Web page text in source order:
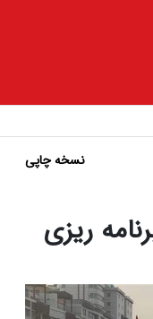
نسخه چاپی
ریزی